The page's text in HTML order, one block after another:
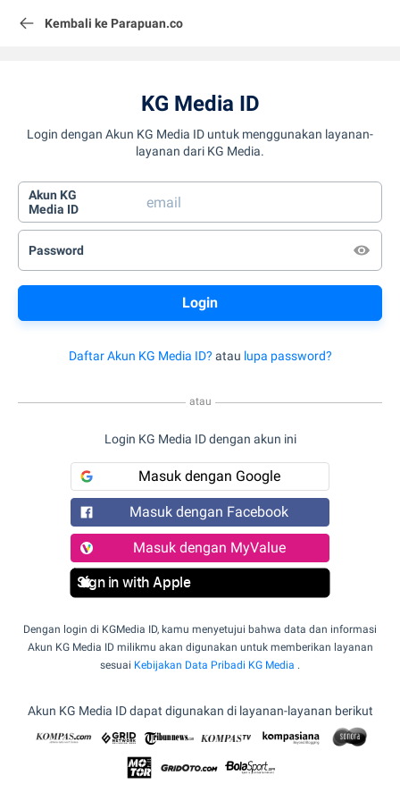
Kembali ke Parapuan.co
KG Media ID
Login dengan Akun KG Media ID untuk menggunakan layanan-
layanan dari KG Media.
Akun KG
Media ID
Password
Daftar Akun KG Media ID? atau lupa password?
atau
Login KG Media ID dengan akun ini
Masuk dengan Google
Masuk dengan Facebook
Masuk dengan MyValue
Sign in with Apple
Dengan login di KGMedia ID, kamu menyetujui bahwa data dan informasi
Akun KG Media ID milikmu akan digunakan untuk memberikan layanan
sesuai Kebijakan Data Pribadi KG Media .
Akun KG Media ID dapat digunakan di layanan-layanan berikut